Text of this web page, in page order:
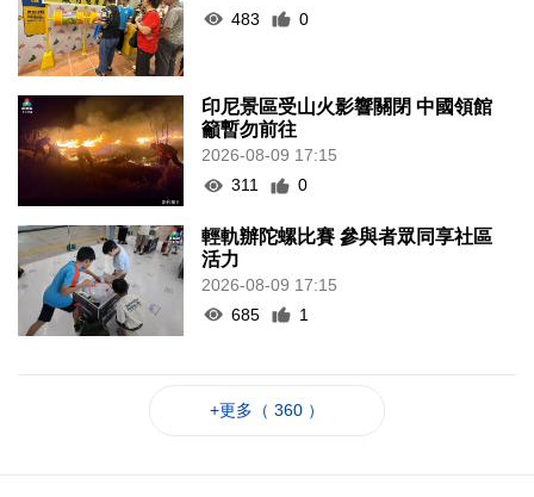
483
0
印尼景區受山火影響關閉 中國領館
籲暫勿前往
2026-08-09 17:15
311
0
輕軌辦陀螺比賽 參與者眾同享社區
活力
2026-08-09 17:15
685
1
+更多（ 360 ）